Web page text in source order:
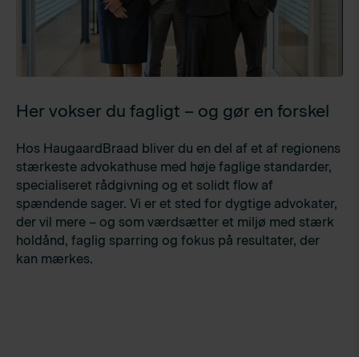
Her vokser du fagligt – og gør en forskel
Hos HaugaardBraad bliver du en del af et af regionens
stærkeste advokathuse med høje faglige standarder,
specialiseret rådgivning og et solidt flow af
spændende sager. Vi er et sted for dygtige advokater,
der vil mere – og som værdsætter et miljø med stærk
holdånd, faglig sparring og fokus på resultater, der
kan mærkes.